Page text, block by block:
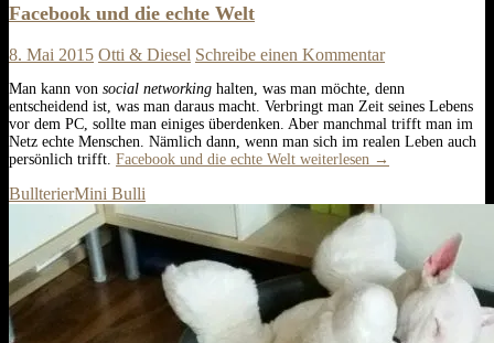
Facebook und die echte Welt
8. Mai 2015 Otti & Diesel Schreibe einen Kommentar
Man kann von social networking halten, was man möchte, denn
entscheidend ist, was man daraus macht. Verbringt man Zeit seines Lebens
vor dem PC, sollte man einiges überdenken. Aber manchmal trifft man im
Netz echte Menschen. Nämlich dann, wenn man sich im realen Leben auch
persönlich trifft. Facebook und die echte Welt weiterlesen →
BullterierMini Bulli